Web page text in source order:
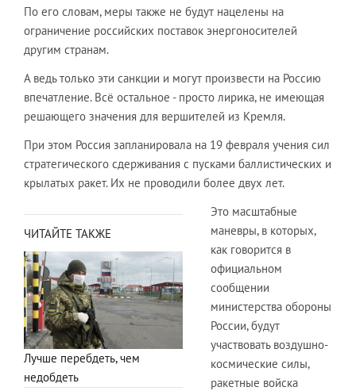
По его словам, меры также не будут нацелены на
ограничение российских поставок энергоносителей
другим странам.
А ведь только эти санкции и могут произвести на Россию
впечатление. Всё остальное - просто лирика, не имеющая
решающего значения для вершителей из Кремля.
При этом Россия запланировала на 19 февраля учения сил
стратегического сдерживания с пусками баллистических и
крылатых ракет. Их не проводили более двух лет.
ЧИТАЙТЕ ТАКЖЕ
Лучше перебдеть, чем
недобдеть
Это масштабные
маневры, в которых,
как говорится в
официальном
сообщении
министерства обороны
России, будут
участвовать воздушно-
космические силы,
ракетные войска